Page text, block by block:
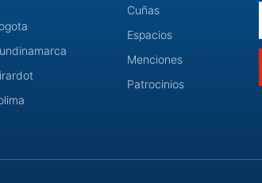
Cuñas
Espacios
Menciones
Patrocinios